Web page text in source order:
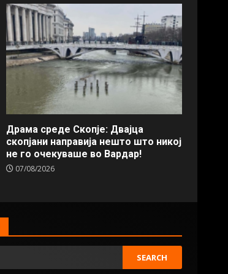
Драма среде Скопје: Двајца
скопјани направија нешто што никој
не го очекуваше во Вардар!
07/08/2026